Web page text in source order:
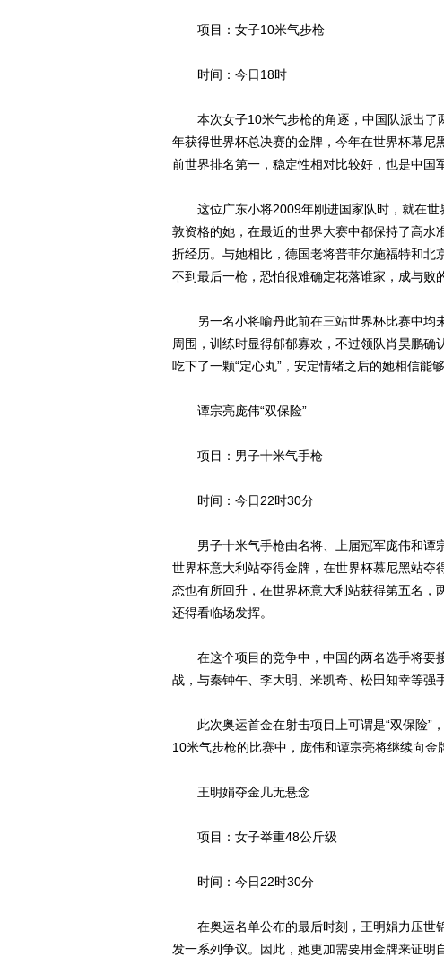
项目：女子10米气步枪
时间：今日18时
本次女子10米气步枪的角逐，中国队派出了
年获得世界杯总决赛的金牌，今年在世界杯幕尼
前世界排名第一，稳定性相对比较好，也是中国
这位广东小将2009年刚进国家队时，就在世
敦资格的她，在最近的世界大赛中都保持了高
折经历。与她相比，德国老将普菲尔施福特和
不到最后一枪，恐怕很难确定花落谁家，成与败
另一名小将喻丹此前在三站世界杯比赛中均
周围，训练时显得郁郁寡欢，不过领队肖昊鹏
吃下了一颗“定心丸”，安定情绪之后的她相信能
谭宗亮庞伟“双保险”
项目：男子十米气手枪
时间：今日22时30分
男子十米气手枪由名将、上届冠军庞伟和谭
世界杯意大利站夺得金牌，在世界杯慕尼黑站
态也有所回升，在世界杯意大利站获得第五名
还得看临场发挥。
在这个项目的竞争中，中国的两名选手将要
战，与秦钟午、李大明、米凯奇、松田知幸等强
此次奥运首金在射击项目上可谓是“双保险”
10米气步枪的比赛中，庞伟和谭宗亮将继续向金
王明娟夺金几无悬念
项目：女子举重48公斤级
时间：今日22时30分
在奥运名单公布的最后时刻，王明娟力压世
发一系列争议。因此，她更加需要用金牌来证明